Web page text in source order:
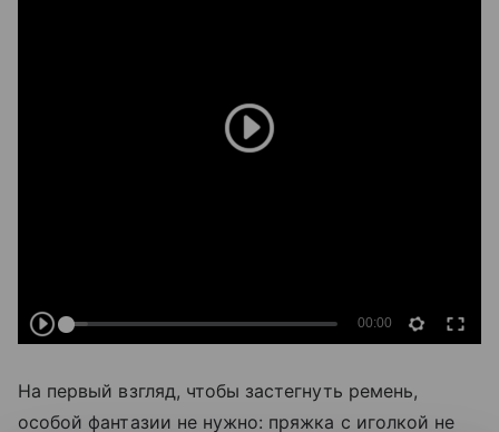
На первый взгляд, чтобы застегнуть ремень,
особой фантазии не нужно: пряжка с иголкой не